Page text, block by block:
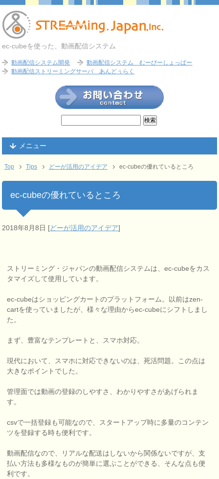
ec-cubeを使った、動画配信システム
動画配信システム開発
動画配信システム むーびーしょっぱー
動画配信ストリーミングサーバ あんどぅらく
メニュー
Top Tips どーが活用のアイデア ec-cubeの優れているところ
ec-cubeの優れているところ
2018年8月8日 [どーが活用のアイデア]
ストリーミング・ジャパンの動画配信システムは、ec-cubeをカス
タマイズして使用しています。
ec-cubeはショッピングカートのプラットフォーム。以前はzen-
cartを使っていましたが、様々な理由からec-cubeにシフトしまし
た。
まず、豊富なテンプレートと、スマホ対応。
現代において、スマホに対応できないのは、死活問題。この点は
大きなポイントでした。
管理面では動画の登録のしやすさ、わかりやすさがあげられま
す。
csvで一括登録も可能なので、スタートアップ時に多量のコンテン
ツを登録する時も便利です。
動画配信なので、リアルな配送はしないから関係ないですが、支
払い方法も多様なものが簡単に選ぶことができる、そんな点も便
利です。